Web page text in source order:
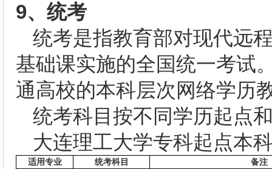
9、统考
统考是指教育部对现代远
基础课实施的全国统一考试
通高校的本科层次网络学历
统考科目按不同学历起点
大连理工大学专科起点本
适用专业 统考科目 备注